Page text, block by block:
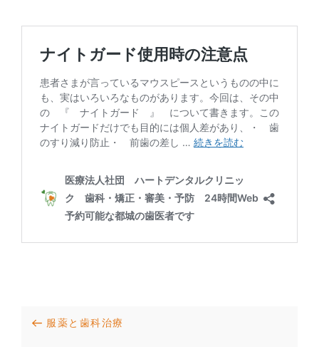
投
Previous
服薬と歯科治療